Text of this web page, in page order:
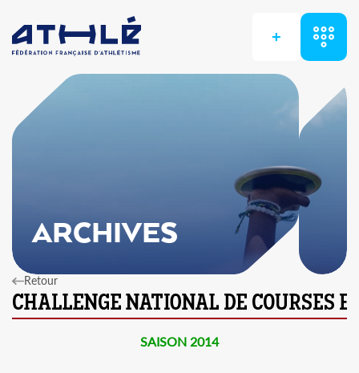
+
ARCHIVES
Retour
SAISON 2014